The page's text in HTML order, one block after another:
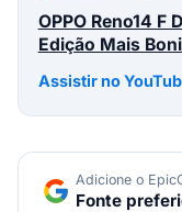
OPPO Reno14 F
Edição Mais
Assistir no
Adicione o
Fonte